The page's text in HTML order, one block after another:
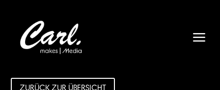
a
ZURÜCK ZUR ÜBERSICHT